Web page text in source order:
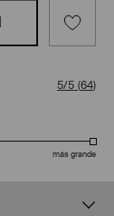
5/5 (64)
más grande